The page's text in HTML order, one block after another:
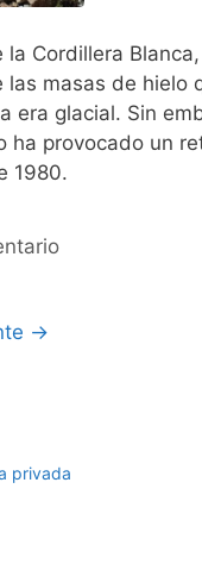
la Cordillera
las masas de hielo
era glacial. Sin
ha provocado un
1980.
→
privada